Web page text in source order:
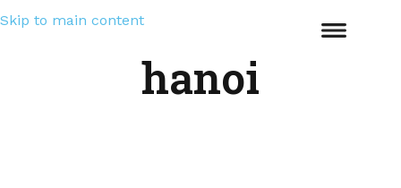
Skip to main content
hanoi